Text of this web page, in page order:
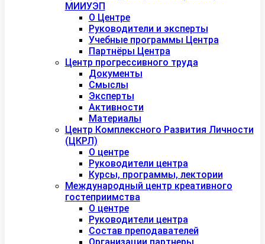
МИИУЭП
О Центре
Руководители и эксперты
Учебные программы Центра
Партнёры Центра
Центр прогрессивного труда
Документы
Смыслы
Эксперты
Активности
Материалы
Центр Комплексного Развития Личности
(ЦКРЛ)
О центре
Руководители центра
Курсы, программы, лектории
Международный центр креативного
гостеприимства
О центре
Руководители центра
Состав преподавателей